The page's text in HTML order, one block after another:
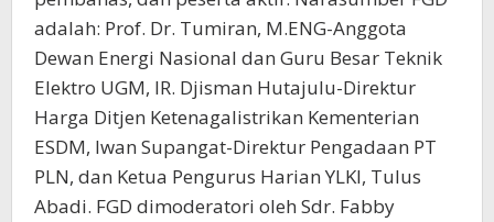
adalah: Prof. Dr. Tumiran, M.ENG-Anggota
Dewan Energi Nasional dan Guru Besar Teknik
Elektro UGM, IR. Djisman Hutajulu-Direktur
Harga Ditjen Ketenagalistrikan Kementerian
ESDM, Iwan Supangat-Direktur Pengadaan PT
PLN, dan Ketua Pengurus Harian YLKI, Tulus
Abadi. FGD dimoderatori oleh Sdr. Fabby